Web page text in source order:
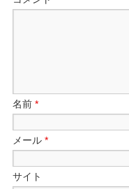
名前*
メール*
サイト